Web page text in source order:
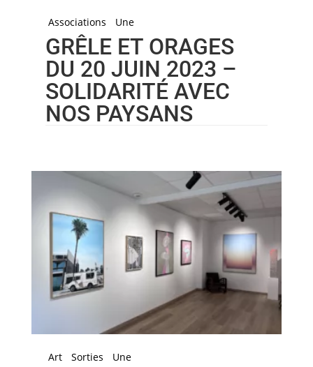
Associations Une
GRÊLE ET ORAGES
DU 20 JUIN 2023 –
SOLIDARITÉ AVEC
NOS PAYSANS
Art Sorties Une